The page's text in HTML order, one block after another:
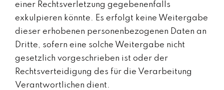
einer Rechtsverletzung gegebenenfalls
exkulpieren könnte. Es erfolgt keine Weitergabe
dieser erhobenen personenbezogenen Daten an
Dritte, sofern eine solche Weitergabe nicht
gesetzlich vorgeschrieben ist oder der
Rechtsverteidigung des für die Verarbeitung
Verantwortlichen dient.